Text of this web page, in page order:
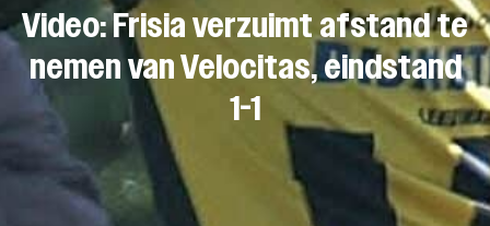
Video: Frisia verzuimt afstand te
nemen van Velocitas, eindstand
1-1